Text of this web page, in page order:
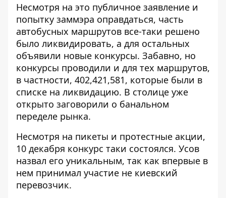
Несмотря на это публичное заявление и
попытку заммэра оправдаться, часть
автобусных маршрутов все-таки решено
было ликвидировать, а для остальных
объявили новые конкурсы. Забавно, но
конкурсы проводили и для тех маршрутов,
в частности, 402,421,581, которые были в
списке на ликвидацию. В столице уже
открыто заговорили о банальном
переделе рынка.
Несмотря на пикеты и протестные акции,
10 декабря конкурс таки состоялся. Усов
назвал его уникальным, так как впервые в
нем принимал участие не киевский
перевозчик.